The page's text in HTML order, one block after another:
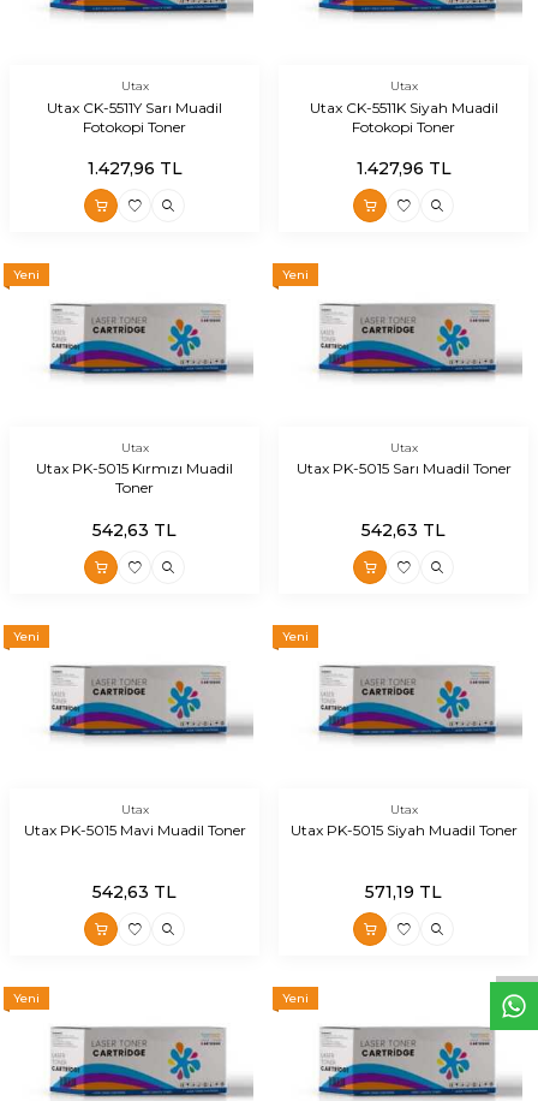
Utax
Utax CK-5511Y Sarı Muadil
Fotokopi Toner
1.427,96 TL
Utax
Utax CK-5511K Siyah Muadil
Fotokopi Toner
1.427,96 TL
Yeni
Utax
Utax PK-5015 Kırmızı Muadil
Toner
542,63 TL
Yeni
Utax
Utax PK-5015 Sarı Muadil Toner
542,63 TL
Yeni
Utax
Utax PK-5015 Mavi Muadil Toner
542,63 TL
Yeni
Utax
Utax PK-5015 Siyah Muadil Toner
571,19 TL
Yeni Yeni